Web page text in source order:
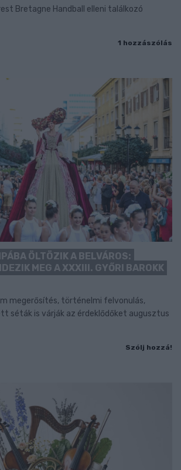
Bretagne Handball elleni találkozó
1 hozzászólás
ÖLTÖZIK A BELVÁROS:
MEG A XXXIII. GYŐRI BAROKK
megerősítés, történelmi felvonulás,
séták is várják az érdeklődőket augusztus
Szólj hozzá!